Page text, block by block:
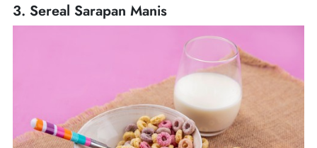
3. Sereal Sarapan Manis